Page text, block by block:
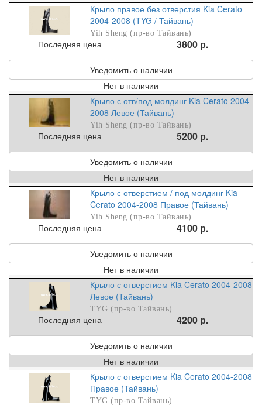
Крыло правое без отверстия Kia Cerato
2004-2008 (TYG / Тайвань)
Yih Sheng (пр-во Тайвань)
Последняя цена 3800 р.
Уведомить о наличии
Нет в наличии
Крыло с отв/под молдинг Kia Cerato 2004-
2008 Левое (Тайвань)
Yih Sheng (пр-во Тайвань)
Последняя цена 5200 р.
Уведомить о наличии
Нет в наличии
Крыло с отверстием / под молдинг Kia
Cerato 2004-2008 Правое (Тайвань)
Yih Sheng (пр-во Тайвань)
Последняя цена 4100 р.
Уведомить о наличии
Нет в наличии
Крыло с отверстием Kia Cerato 2004-2008
Левое (Тайвань)
TYG (пр-во Тайвань)
Последняя цена 4200 р.
Уведомить о наличии
Нет в наличии
Крыло с отверстием Kia Cerato 2004-2008
Правое (Тайвань)
TYG (пр-во Тайвань)